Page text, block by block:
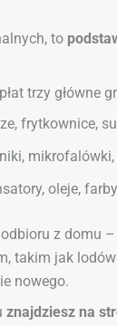
to
trzy główne
frytkownice,
mikrofalówki,
oleje,
z domu –
takim jak
nowego.
znajdziesz na